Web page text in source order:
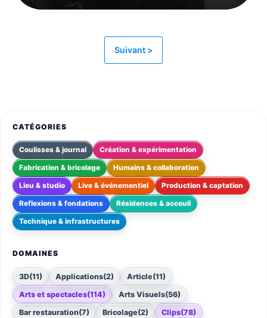
Suivant >
CATÉGORIES
Coulisses & journal Création & expérimentation
Fabrication & bricolage Humains & collaboration
Lieu & studio Live & événementiel Production & captation
Reflexions & fondations Résidences & acceuil
Technique & infrastructures
DOMAINES
3D(11) Applications(2) Article(11)
Arts et spectacles(114) Arts Visuels(56)
Bar restauration(7) Bricolage(2) Clips(78)